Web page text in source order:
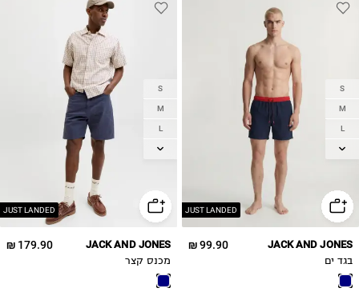
JUST LANDED
S
M
L
XL
99.90 ₪ JACK AND JONES
בגד ים
JUST LANDED
S
M
L
XL
179.90 ₪ JACK AND JONES
מכנס קצר